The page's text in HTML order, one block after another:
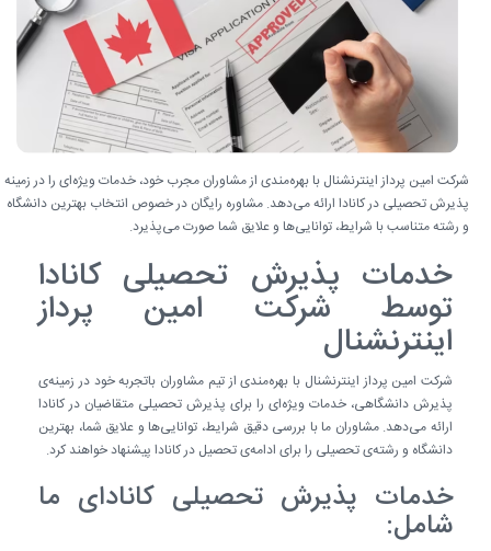
شرکت امین پرداز اینترنشنال با بهره‌مندی از مشاوران مجرب خود، خدمات ویژه‌ای را در زمینه
پذیرش تحصیلی در کانادا ارائه می‌دهد. مشاوره رایگان در خصوص انتخاب بهترین دانشگاه
و رشته متناسب با شرایط، توانایی‌ها و علایق شما صورت می‌پذیرد.
خدمات پذیرش تحصیلی کانادا
توسط شرکت امین پرداز
اینترنشنال
شرکت امین پرداز اینترنشنال با بهره‌مندی از تیم مشاوران باتجربه خود در زمینه‌ی
پذیرش دانشگاهی، خدمات ویژه‌ای را برای پذیرش تحصیلی متقاضیان در کانادا
ارائه می‌دهد. مشاوران ما با بررسی دقیق شرایط، توانایی‌ها و علایق شما، بهترین
دانشگاه و رشته‌ی تحصیلی را برای ادامه‌ی تحصیل در کانادا پیشنهاد خواهند کرد.
خدمات پذیرش تحصیلی کانادای ما
شامل: